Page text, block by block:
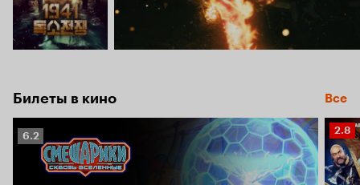
Билеты в кино Все
Рейтинг
Кинопоиска
6.2
2.8
2.8